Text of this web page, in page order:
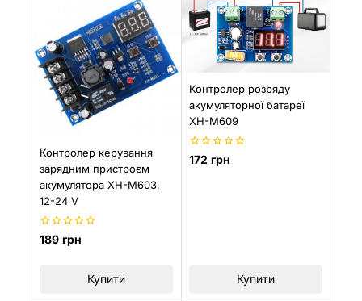
Контролер керування
зарядним пристроєм
акумулятора XH-M603,
12-24 V
0
189 грн
Купити
Контролер розряду
акумуляторної батареї
XH-M609
0
172 грн
Купити